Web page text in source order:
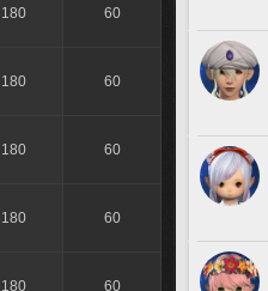
180 60
180 60
180 60
180 60
180 60